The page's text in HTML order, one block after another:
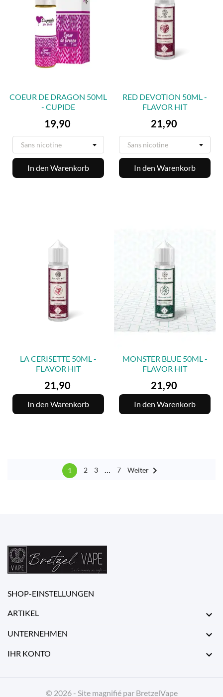
COEUR DE DRAGON 50ML
- CUPIDE
Preis
19,90
In den Warenkorb
RED DEVOTION 50ML -
FLAVOR HIT
Preis
21,90
In den Warenkorb
LA CERISETTE 50ML -
FLAVOR HIT
Preis
21,90
In den Warenkorb
MONSTER BLUE 50ML -
FLAVOR HIT
Preis
21,90
In den Warenkorb
1 2 3 … 7 Weiter 
SHOP-EINSTELLUNGEN
ARTIKEL 
UNTERNEHMEN 
IHR KONTO 
© 2026 - Site magnifié par BretzelVape